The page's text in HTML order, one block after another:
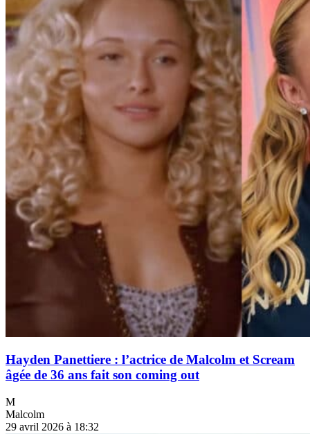
Hayden Panettiere : l’actrice de Malcolm et Scream
âgée de 36 ans fait son coming out
M
Malcolm
29 avril 2026 à 18:32